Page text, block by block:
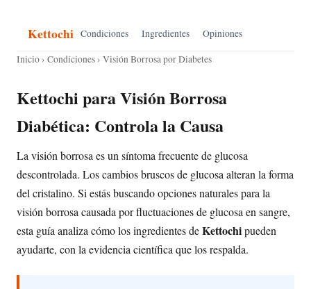
Kettochi Condiciones Ingredientes Opiniones
Inicio› Condiciones› Visión Borrosa por Diabetes
Kettochi para Visión Borrosa
Diabética: Controla la Causa
La visión borrosa es un síntoma frecuente de glucosa
descontrolada. Los cambios bruscos de glucosa alteran la forma
del cristalino. Si estás buscando opciones naturales para la
visión borrosa causada por fluctuaciones de glucosa en sangre,
esta guía analiza cómo los ingredientes deKettochipueden
ayudarte, con la evidencia científica que los respalda.